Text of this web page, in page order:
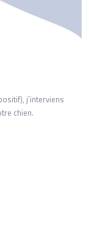
j’interviens
chien.